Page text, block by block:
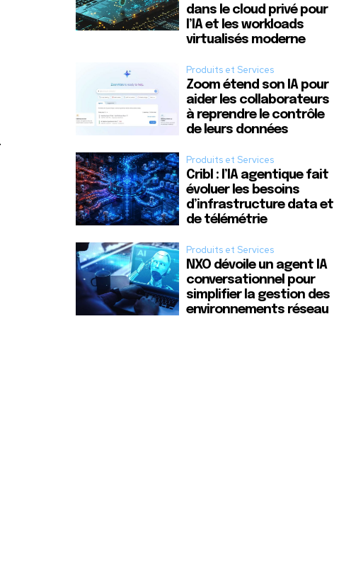
dans le cloud privé pour
l’IA et les workloads
virtualisés moderne
Produits et Services
Zoom étend son IA pour
aider les collaborateurs
à reprendre le contrôle
de leurs données
Produits et Services
Cribl : l’IA agentique fait
évoluer les besoins
d’infrastructure data et
de télémétrie
Produits et Services
NXO dévoile un agent IA
conversationnel pour
simplifier la gestion des
environnements réseau